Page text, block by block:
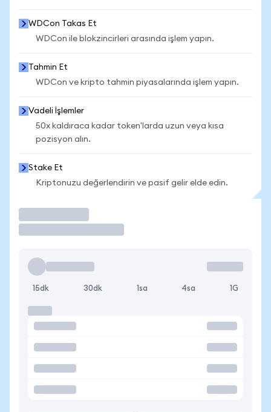
WDCon Takas Et
WDCon ile blokzincirleri arasında işlem yapın.
Tahmin Et
WDCon ve kripto tahmin piyasalarında işlem yapın.
Vadeli İşlemler
50x kaldıraca kadar token'larda uzun veya kısa
pozisyon alın.
Stake Et
Kriptonuzu değerlendirin ve pasif gelir elde edin.
15dk 30dk 1sa 4sa 1G